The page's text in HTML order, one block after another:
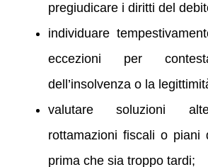
pregiudicare i diritti del
individuare
eccezioni per
dell’insolvenza o la
valutare soluzioni
rottamazioni fiscali o piani
prima che sia troppo tardi;